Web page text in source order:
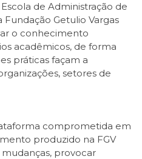
de Administração de
Fundação Getulio Vargas
o conhecimento
acadêmicos, de forma
práticas façam a
setores de
comprometida em
produzido na FGV
mudanças, provocar